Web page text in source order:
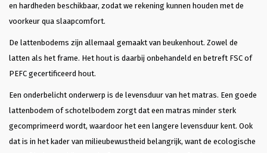
en hardheden beschikbaar, zodat we rekening kunnen houden met de
voorkeur qua slaapcomfort.
De lattenbodems zijn allemaal gemaakt van beukenhout. Zowel de
latten als het frame. Het hout is daarbij onbehandeld en betreft FSC of
PEFC gecertificeerd hout.
Een onderbelicht onderwerp is de levensduur van het matras. Een goede
lattenbodem of schotelbodem zorgt dat een matras minder sterk
gecomprimeerd wordt, waardoor het een langere levensduur kent. Ook
dat is in het kader van milieubewustheid belangrijk, want de ecologische